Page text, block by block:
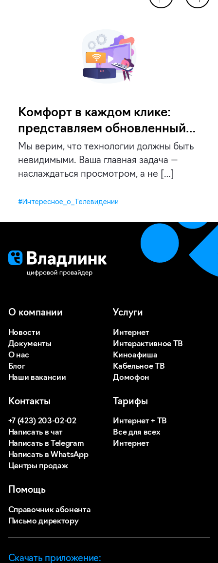
Комфорт в каждом клике:
представляем обновленный
интерфейс Владлинк ТВ
Мы верим, что технологии должны быть
невидимыми. Ваша главная задача —
наслаждаться просмотром, а не […]
#Интересное_о_Телевидении
О компании
Новости
Документы
О нас
Блог
Наши вакансии
Услуги
Интернет
Интерактивное ТВ
Киноафиша
Кабельное ТВ
Домофон
Помощь
Справочник абонента
Письмо директору
Тарифы
Интернет + ТВ
Все для всех
Интернет
Контакты
+7 (423) 203-02-02
Написать в чат
Написать в Telegram
Написать в WhatsApp
Центры продаж
Скачать приложение: